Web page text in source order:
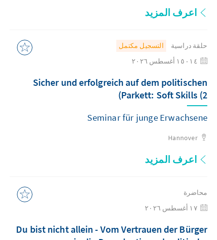
اعرف المزيد
حلقة دراسية
التسجيل مكتمل
Sicher und erfolgreich auf dem politischen
Parkett: Soft Skills (2)
Seminar für junge Erwachsene
Hannover
اعرف المزيد
محاضرة
Du bist nicht allein - Vom Vertrauen der Bürger